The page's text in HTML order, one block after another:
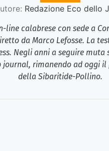
Redazione Eco dello
calabrese con sede a
da Marco Lefosse. La
Negli anni a seguire muta
journal, rimanendo ad oggi
della Sibaritide-Pollino.